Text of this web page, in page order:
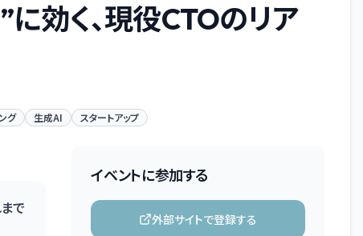
に効く、現役CTOのリア
グ 生成AI スタートアップ
で
イベントに参加する
外部サイトで登録する